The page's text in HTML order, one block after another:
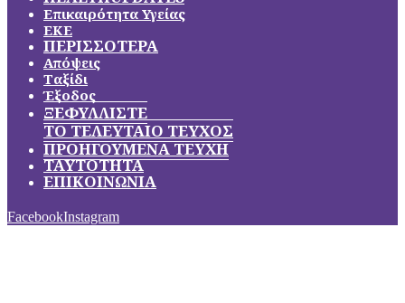
Επικαιρότητα Υγείας
ΕΚΕ
ΠΕΡΙΣΣΟΤΕΡΑ
Απόψεις
Ταξίδι
Έξοδος
ΞΕΦΥΛΛΙΣΤΕ
ΤΟ ΤΕΛΕΥΤΑΙΟ ΤΕΥΧΟΣ
ΠΡΟΗΓΟΥΜΕΝΑ ΤΕΥΧΗ
ΤΑΥΤΟΤΗΤΑ
ΕΠΙΚΟΙΝΩΝΙΑ
FacebookInstagram